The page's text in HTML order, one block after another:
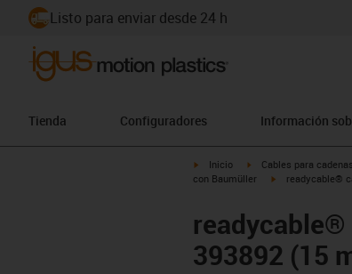
Listo para enviar desde 24 h
Tienda Configuradores Información
igus-icon-arrow-right
Inicio igus-icon-arrow-right
Cables para
con Baumüller
igus-icon-arrow-
readycable®
393892 (15